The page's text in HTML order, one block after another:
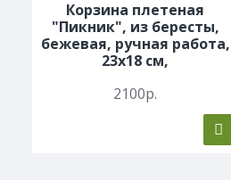
Корзина плетеная
"Пикник", из бересты,
бежевая, ручная работа,
23x18 см,
2100р.